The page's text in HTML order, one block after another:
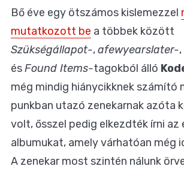
Bő éve egy ötszámos kislemezzel
mutatkozott be a többek között
Szükségállapot-,afewyearslater-,
ésFound Items-tagokból álló
még mindig hiánycikknek számító
punkban utazó zenekarnak azóta
volt, ősszel pedig elkezdték írni az
albumukat, amely várhatóan még
A zenekar most szintén nálunk